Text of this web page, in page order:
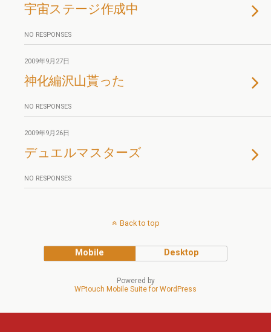
宇宙ステージ作成中
NO RESPONSES
2009年9月27日
神化編沢山貰った
NO RESPONSES
2009年9月26日
デュエルマスターズ
NO RESPONSES
Back to top
Mobile Desktop
Powered by
WPtouch Mobile Suite for WordPress